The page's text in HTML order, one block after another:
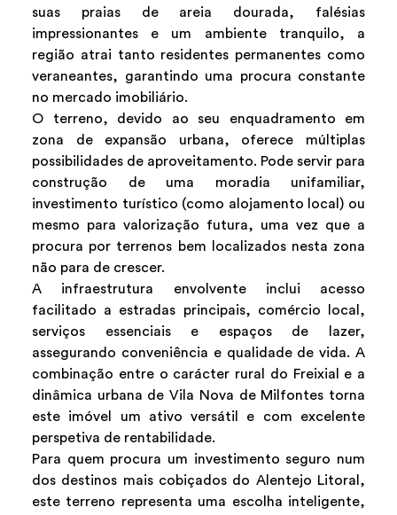
suas praias de areia dourada, falésias
impressionantes e um ambiente tranquilo, a
região atrai tanto residentes permanentes como
veraneantes, garantindo uma procura constante
no mercado imobiliário.
O terreno, devido ao seu enquadramento em
zona de expansão urbana, oferece múltiplas
possibilidades de aproveitamento. Pode servir para
construção de uma moradia unifamiliar,
investimento turístico (como alojamento local) ou
mesmo para valorização futura, uma vez que a
procura por terrenos bem localizados nesta zona
não para de crescer.
A infraestrutura envolvente inclui acesso
facilitado a estradas principais, comércio local,
serviços essenciais e espaços de lazer,
assegurando conveniência e qualidade de vida. A
combinação entre o carácter rural do Freixial e a
dinâmica urbana de Vila Nova de Milfontes torna
este imóvel um ativo versátil e com excelente
perspetiva de rentabilidade.
Para quem procura um investimento seguro num
dos destinos mais cobiçados do Alentejo Litoral,
este terreno representa uma escolha inteligente,